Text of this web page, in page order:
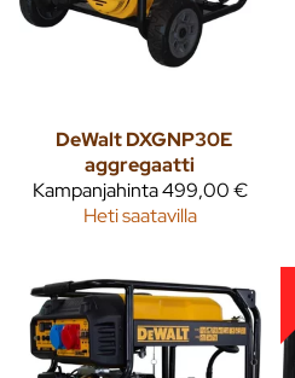
DeWalt DXGNP30E
aggregaatti
Kampanjahinta499,00 €
Heti saatavilla